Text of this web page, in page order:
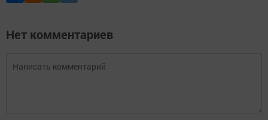
Нет комментариев